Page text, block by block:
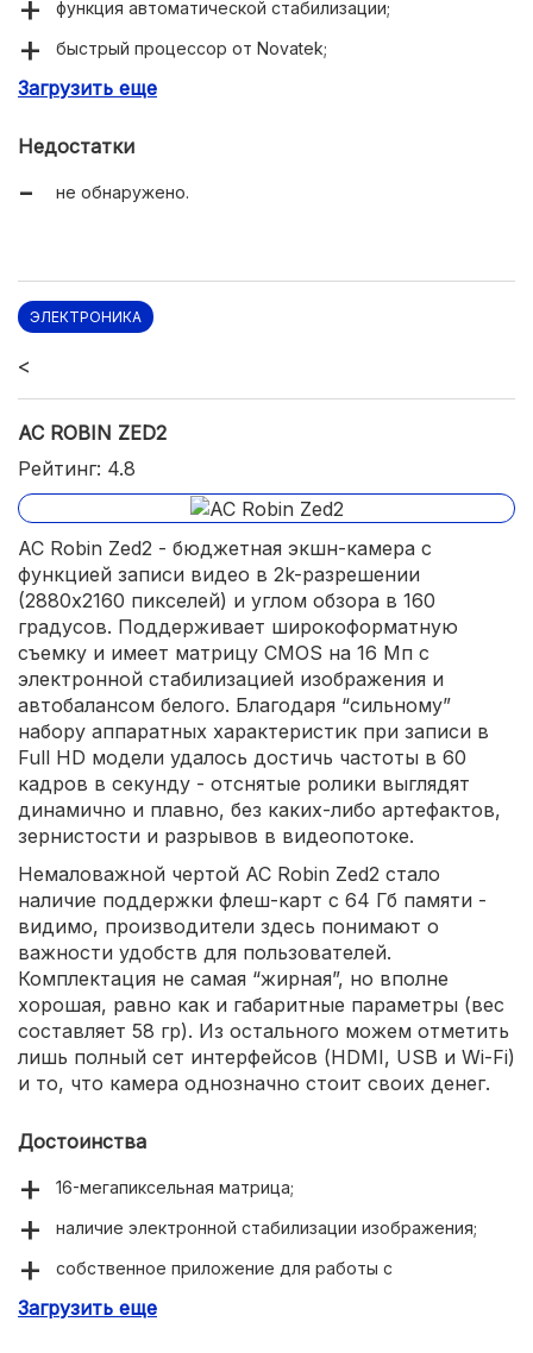
функция автоматической стабилизации;
быстрый процессор от Novatek;
120 мин автономной работы.
Загрузить еще
Недостатки
не обнаружено.
ЭЛЕКТРОНИКА
<
AC ROBIN ZED2
Рейтинг: 4.8
AC Robin Zed2 - бюджетная экшн-камера с
функцией записи видео в 2k-разрешении
(2880x2160 пикселей) и углом обзора в 160
градусов. Поддерживает широкоформатную
съемку и имеет матрицу CMOS на 16 Мп с
электронной стабилизацией изображения и
автобалансом белого. Благодаря “сильному”
набору аппаратных характеристик при записи в
Full HD модели удалось достичь частоты в 60
кадров в секунду - отснятые ролики выглядят
динамично и плавно, без каких-либо артефактов,
зернистости и разрывов в видеопотоке.
Немаловажной чертой AC Robin Zed2 стало
наличие поддержки флеш-карт с 64 Гб памяти -
видимо, производители здесь понимают о
важности удобств для пользователей.
Комплектация не самая “жирная”, но вполне
хорошая, равно как и габаритные параметры (вес
составляет 58 гр). Из остального можем отметить
лишь полный сет интерфейсов (HDMI, USB и Wi-Fi)
и то, что камера однозначно стоит своих денег.
Достоинства
16-мегапиксельная матрица;
наличие электронной стабилизации изображения;
собственное приложение для работы с
Загрузить еще